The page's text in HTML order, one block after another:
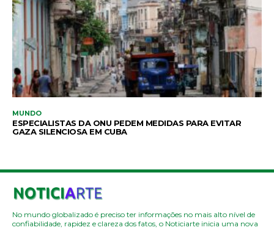
MUNDO
ESPECIALISTAS DA ONU PEDEM MEDIDAS PARA EVITAR
GAZA SILENCIOSA EM CUBA
No mundo globalizado é preciso ter informações no mais alto nível de
confiabilidade, rapidez e clareza dos fatos, o Noticiarte inicia uma nova